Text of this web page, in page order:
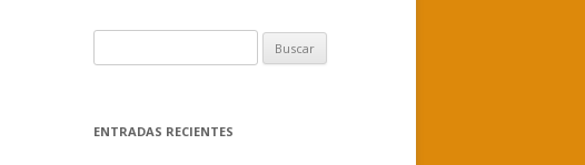
u
c
ENTRADAS RECIENTES